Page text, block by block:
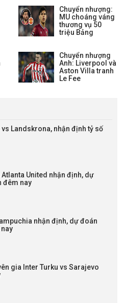
2026.
Chuyển nhượng:
MU choáng váng
thương vụ 50
triệu Bảng
Chuyển nhượng
Anh: Liverpool và
Aston Villa tranh
Le Fee
Landskrona, nhận định tỷ số
Atlanta United nhận định, dự
đêm nay
nhận định, dự đoán
gia Inter Turku vs Sarajevo